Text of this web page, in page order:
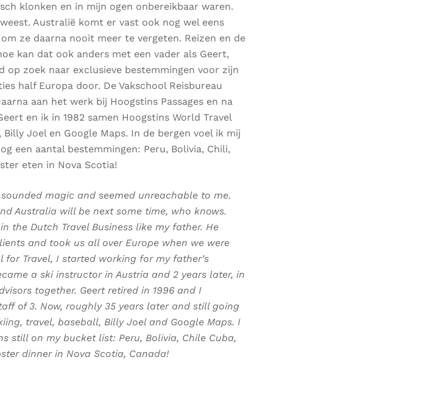
klonken en in mijn ogen onbereikbaar waren.
Australië komt er vast ook nog wel eens
ze daarna nooit meer te vergeten. Reizen en de
kan dat ook anders met een vader als Geert,
op zoek naar exclusieve bestemmingen voor zijn
half Europa door. De Vakschool Reisbureau
aan het werk bij Hoogstins Passages en na
en ik in 1982 samen Hoogstins World Travel
Joel en Google Maps. In de bergen voel ik mij
een aantal bestemmingen: Peru, Bolivia, Chili,
eten in Nova Scotia!
magic and seemed unreachable to me.
Australia will be next some time, who knows.
the Dutch Travel Business like my father. He
and took us all over Europe when we were
Travel, I started working for my father’s
a ski instructor in Austria and 2 years later, in
together. Geert retired in 1996 and I
of 3. Now, roughly 35 years later and still going
travel, baseball, Billy Joel and Google Maps. I
still on my bucket list: Peru, Bolivia, Chile Cuba,
dinner in Nova Scotia, Canada!